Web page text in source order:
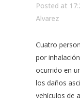
Posted at
Alvarez
Cuatro
por
ocurrido en
los daños
vehículos de